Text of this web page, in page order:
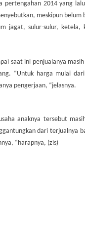
pertengahan 2014 yang
meskipun belum
jagat, sulur-sulur, ketela,
saat ini penjualanya
“Untuk harga mulai
pengerjaan, “jelasnya.
anaknya tersebut
dari terjualnya
“harapnya, (zis)